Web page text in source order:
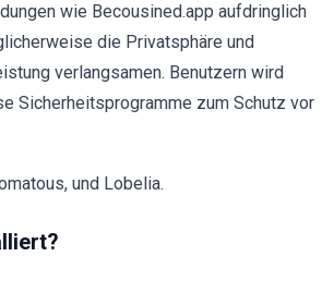
wie Becousined.app aufdringlich
die Privatsphäre und
verlangsamen. Benutzern wird
Sicherheitsprogramme zum Schutz vor
und Lobelia.